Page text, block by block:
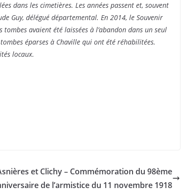
dans les cimetières. Les années passent et, souvent
Guy, délégué départemental. En 2014, le Souvenir
avaient été laissées à l’abandon dans un seul
éparses à Chaville qui ont été réhabilitées.
locaux.
et Clichy – Commémoration du 98ème
de l’armistice du 11 novembre 1918